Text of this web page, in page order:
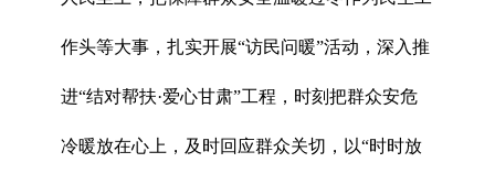
作头等大事，扎实开展“访民问暖”活动，深入推
进“结对帮扶·爱心甘肃”工程，时刻把群众安危
冷暖放在心上，及时回应群众关切，以“时时放